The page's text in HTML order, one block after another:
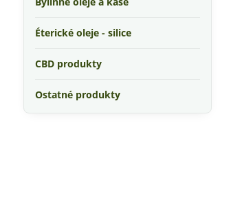
Éterické oleje - silice
CBD produkty
Ostatné produkty